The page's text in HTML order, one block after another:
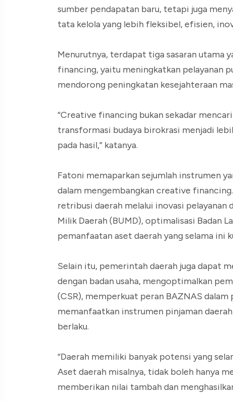
sumber pendapatan baru, tetapi juga
tata kelola yang lebih fleksibel, efisien,
Menurutnya, terdapat tiga sasaran utama
financing, yaitu meningkatkan pelayanan
mendorong peningkatan kesejahteraan
“Creative financing bukan sekadar
transformasi budaya birokrasi menjadi
pada hasil,” katanya.
Fatoni memaparkan sejumlah instrumen
dalam mengembangkan creative
retribusi daerah melalui inovasi pelayanan
Milik Daerah (BUMD), optimalisasi Badan
pemanfaatan aset daerah yang selama ini
Selain itu, pemerintah daerah juga dapat
dengan badan usaha, mengoptimalkan
(CSR), memperkuat peran BAZNAS
memanfaatkan instrumen pinjaman
berlaku.
“Daerah memiliki banyak potensi yang
Aset daerah misalnya, tidak boleh hanya
memberikan nilai tambah dan